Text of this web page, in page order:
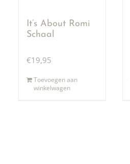
It’s About Romi
Schaal
€19,95
Toevoegen aan
winkelwagen